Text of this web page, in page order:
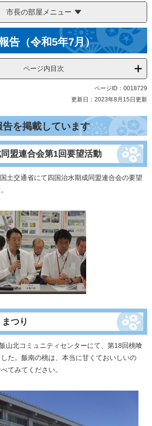
市長の部屋メニュー
告（令和5年7月）
ページ内目次
ページID：0018729
更新日：2023年8月15日更新
を掲載しています
盟連合会第1回要望活動
土交通省にて四国治水期成同盟連合会の要望
つり
山北コミュニティセンターにて、第18回桃喰
た。飯南の桃は、本当に甘くておいしいの
てみてください。